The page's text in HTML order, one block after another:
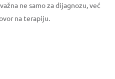
ne samo za dijagnozu, već
na terapiju.